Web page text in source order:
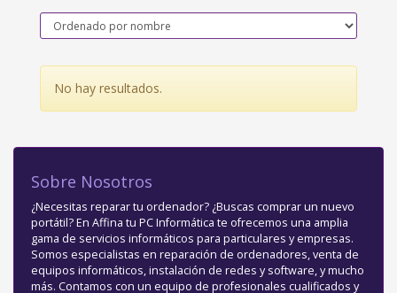
No hay resultados.
Sobre Nosotros
¿Necesitas reparar tu ordenador? ¿Buscas comprar un nuevo
portátil? En Affina tu PC Informática te ofrecemos una amplia
gama de servicios informáticos para particulares y empresas.
Somos especialistas en reparación de ordenadores, venta de
equipos informáticos, instalación de redes y software, y mucho
más. Contamos con un equipo de profesionales cualificados y